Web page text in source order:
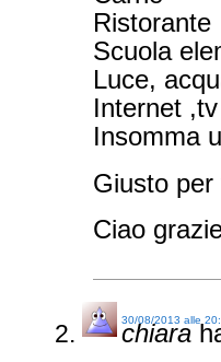
Ristorante
Scuola
Luce,
Internet ,tv
Insomma
Giusto
Ciao
chiara
30/08/2013 alle